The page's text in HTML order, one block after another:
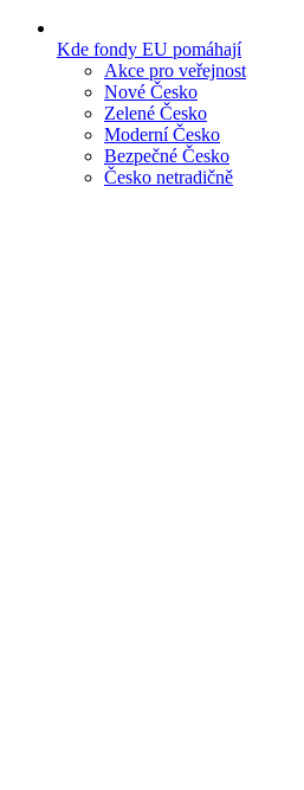
Kde fondy EU pomáhají
Akce pro veřejnost
Nové Česko
Zelené Česko
Moderní Česko
Bezpečné Česko
Česko netradičně